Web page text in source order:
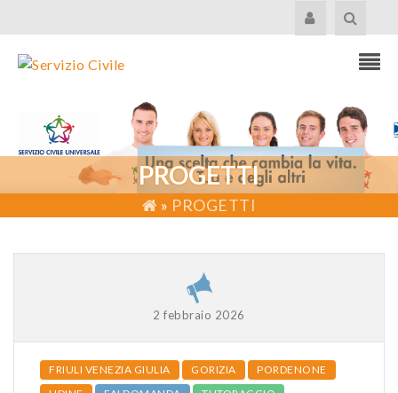
PROGETTI
» PROGETTI
2 febbraio 2026
FRIULI VENEZIA GIULIA GORIZIA
PORDENONE